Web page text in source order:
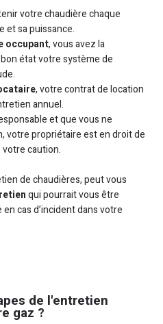
votre chaudière chaque
et sa puissance.
occupant, vous avez la
état votre système de
, votre contrat de location
annuel.
et que vous ne
votre propriétaire est en droit de
caution.
de chaudières, peut vous
qui pourrait vous être
cas d’incident dans votre
de l'entretien
gaz ?